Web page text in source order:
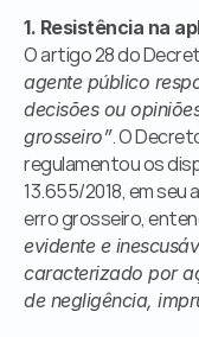
1. Resistência na
O artigo 28 do
agente público
decisões ou
grosseiro”. O
regulamentou os
13.655/2018, em seu
erro grosseiro,
evidente e
caracterizado por
de negligência,